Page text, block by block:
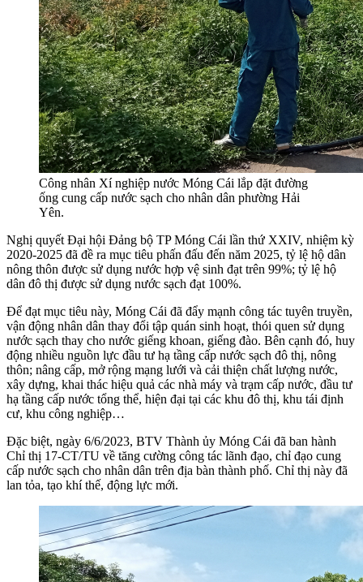
Công nhân Xí nghiệp nước Móng Cái lắp đặt đường
ống cung cấp nước sạch cho nhân dân phường Hải
Yên.
Nghị quyết Đại hội Đảng bộ TP Móng Cái lần thứ XXIV, nhiệm kỳ
2020-2025 đã đề ra mục tiêu phấn đấu đến năm 2025, tỷ lệ hộ dân
nông thôn được sử dụng nước hợp vệ sinh đạt trên 99%; tỷ lệ hộ
dân đô thị được sử dụng nước sạch đạt 100%.
Để đạt mục tiêu này, Móng Cái đã đẩy mạnh công tác tuyên truyền,
vận động nhân dân thay đổi tập quán sinh hoạt, thói quen sử dụng
nước sạch thay cho nước giếng khoan, giếng đào. Bên cạnh đó, huy
động nhiều nguồn lực đầu tư hạ tầng cấp nước sạch đô thị, nông
thôn; nâng cấp, mở rộng mạng lưới và cải thiện chất lượng nước,
xây dựng, khai thác hiệu quả các nhà máy và trạm cấp nước, đầu tư
hạ tầng cấp nước tổng thể, hiện đại tại các khu đô thị, khu tái định
cư, khu công nghiệp…
Đặc biệt, ngày 6/6/2023, BTV Thành ủy Móng Cái đã ban hành
Chỉ thị 17-CT/TU về tăng cường công tác lãnh đạo, chỉ đạo cung
cấp nước sạch cho nhân dân trên địa bàn thành phố. Chỉ thị này đã
lan tỏa, tạo khí thế, động lực mới.